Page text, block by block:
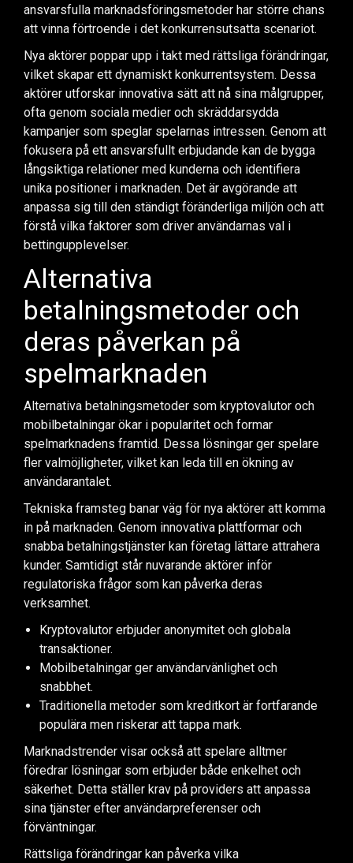
ansvarsfulla marknadsföringsmetoder har större chans
att vinna förtroende i det konkurrensutsatta scenariot.
Nya aktörer poppar upp i takt med rättsliga förändringar,
vilket skapar ett dynamiskt konkurrentsystem. Dessa
aktörer utforskar innovativa sätt att nå sina målgrupper,
ofta genom sociala medier och skräddarsydda
kampanjer som speglar spelarnas intressen. Genom att
fokusera på ett ansvarsfullt erbjudande kan de bygga
långsiktiga relationer med kunderna och identifiera
unika positioner i marknaden. Det är avgörande att
anpassa sig till den ständigt föränderliga miljön och att
förstå vilka faktorer som driver användarnas val i
bettingupplevelser.
Alternativa
betalningsmetoder och
deras påverkan på
spelmarknaden
Alternativa betalningsmetoder som kryptovalutor och
mobilbetalningar ökar i popularitet och formar
spelmarknadens framtid. Dessa lösningar ger spelare
fler valmöjligheter, vilket kan leda till en ökning av
användarantalet.
Tekniska framsteg banar väg för nya aktörer att komma
in på marknaden. Genom innovativa plattformar och
snabba betalningstjänster kan företag lättare attrahera
kunder. Samtidigt står nuvarande aktörer inför
regulatoriska frågor som kan påverka deras
verksamhet.
Kryptovalutor erbjuder anonymitet och globala
transaktioner.
Mobilbetalningar ger användarvänlighet och
snabbhet.
Traditionella metoder som kreditkort är fortfarande
populära men riskerar att tappa mark.
Marknadstrender visar också att spelare alltmer
föredrar lösningar som erbjuder både enkelhet och
säkerhet. Detta ställer krav på providers att anpassa
sina tjänster efter användarpreferenser och
förväntningar.
Rättsliga förändringar kan påverka vilka